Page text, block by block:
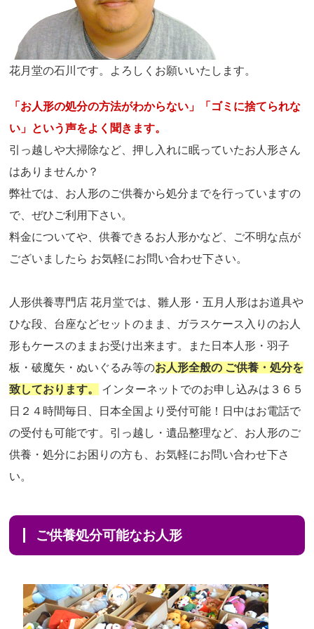
花月堂の石川です。よろしくお願いいたします。
「お人形の処分の方法がわからない」「ゴミに捨てられな
い」という声をよく聞きます。
引っ越しや大掃除など、押し入れに眠っていたお人形さん
はありませんか？
弊社では、お人形のご供養から処分までを行っていますの
で、ぜひご利用下さい。
料金についてや、供養できるお人形かなど、ご不明な点が
ございましたら お気軽にお問い合わせ下さい。
人形供養専門店 花月堂では、雛人形・五月人形はお道具や
ひな段、台座などセットのまま、ガラスケース入りのお人
形もケースのままお受け出来ます。また日本人形・羽子
板・破魔矢・ぬいぐるみ等のお人形全般の ご供養・処分を
致しております。
インターネットでのお申し込みは３６５
日２４時間毎日、日本全国より受付可能！日中はお電話で
の受付も可能です。引っ越し・遺品整理など、お人形のご
供養・処分にお困りの方も、お気軽にお問い合わせ下さ
い。
ご供養処分可能なお人形